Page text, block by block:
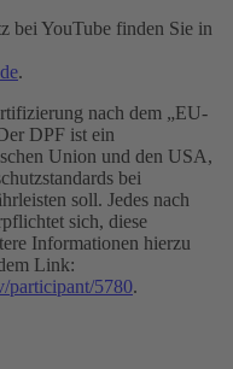
bei YouTube finden Sie in
.
nach dem „EU-
DPF ist ein
Union und den USA,
bei
soll. Jedes nach
sich, diese
Informationen hierzu
Link:
participant/5780.